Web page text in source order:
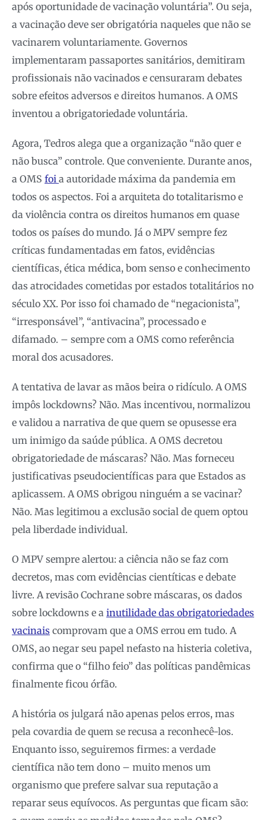
após oportunidade de vacinação voluntária”. Ou seja,
a vacinação deve ser obrigatória naqueles que não se
vacinarem voluntariamente. Governos
implementaram passaportes sanitários, demitiram
profissionais não vacinados e censuraram debates
sobre efeitos adversos e direitos humanos. A OMS
inventou a obrigatoriedade voluntária.
Agora, Tedros alega que a organização “não quer e
não busca” controle. Que conveniente. Durante anos,
a OMS foi a autoridade máxima da pandemia em
todos os aspectos. Foi a arquiteta do totalitarismo e
da violência contra os direitos humanos em quase
todos os países do mundo. Já o MPV sempre fez
críticas fundamentadas em fatos, evidências
científicas, ética médica, bom senso e conhecimento
das atrocidades cometidas por estados totalitários no
século XX. Por isso foi chamado de “negacionista”,
“irresponsável”, “antivacina”, processado e
difamado. – sempre com a OMS como referência
moral dos acusadores.
A tentativa de lavar as mãos beira o ridículo. A OMS
impôs lockdowns? Não. Mas incentivou, normalizou
e validou a narrativa de que quem se opusesse era
um inimigo da saúde pública. A OMS decretou
obrigatoriedade de máscaras? Não. Mas forneceu
justificativas pseudocientíficas para que Estados as
aplicassem. A OMS obrigou ninguém a se vacinar?
Não. Mas legitimou a exclusão social de quem optou
pela liberdade individual.
O MPV sempre alertou: a ciência não se faz com
decretos, mas com evidências cientíticas e debate
livre. A revisão Cochrane sobre máscaras, os dados
sobre lockdowns e a inutilidade das obrigatoriedades
vacinais comprovam que a OMS errou em tudo. A
OMS, ao negar seu papel nefasto na histeria coletiva,
confirma que o “filho feio” das políticas pandêmicas
finalmente ficou órfão.
A história os julgará não apenas pelos erros, mas
pela covardia de quem se recusa a reconhecê-los.
Enquanto isso, seguiremos firmes: a verdade
científica não tem dono – muito menos um
organismo que prefere salvar sua reputação a
reparar seus equívocos. As perguntas que ficam são: